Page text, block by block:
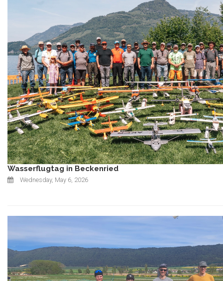
Wasserflugtag in Beckenried
Wednesday, May 6, 2026